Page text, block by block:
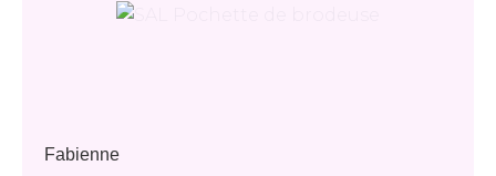
Fabienne